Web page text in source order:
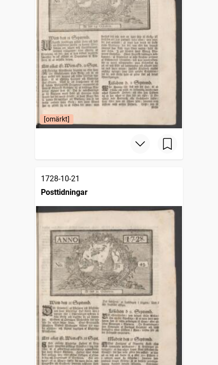
[omärkt]
1728-10-21
Posttidningar